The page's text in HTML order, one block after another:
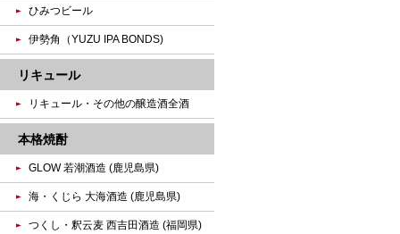
ひみつビール
伊勢角（YUZU IPA BONDS)
リキュール
リキュール・その他の醸造酒全酒
本格焼酎
GLOW 若潮酒造 (鹿児島県)
海・くじら 大海酒造 (鹿児島県)
つくし・釈云麦 西吉田酒造 (福岡県)